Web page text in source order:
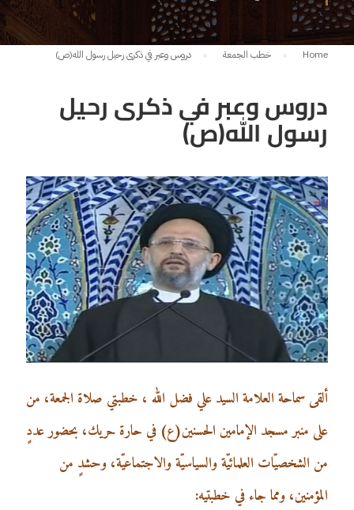
Home خطب الجمعة دروس وعبر في ذكرى رحيل رسول الله(ص)
دروس وعبر في ذكرى رحيل
رسول الله(ص)
ألقى سماحة العلامة السيد علي فضل الله ، خطبتي صلاة الجمعة، من
على منبر مسجد الإمامين الحسنين(ع) في حارة حريك، بحضور عددٍ
من الشخصيّات العلمائيّة والسياسيّة والاجتماعيّة، وحشدٍ من
المؤمنين، ومما جاء في خطبتيه: